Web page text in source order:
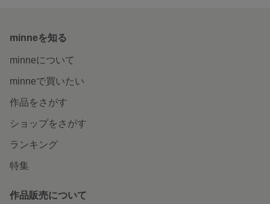
minneを知る
minneについて
minneで買いたい
作品をさがす
ショップをさがす
ランキング
特集
作品販売について